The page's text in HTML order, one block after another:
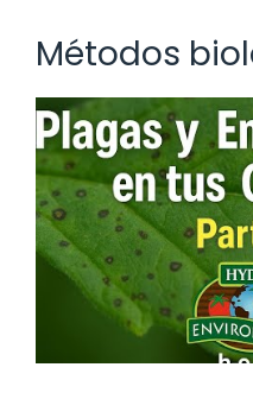
Métodos